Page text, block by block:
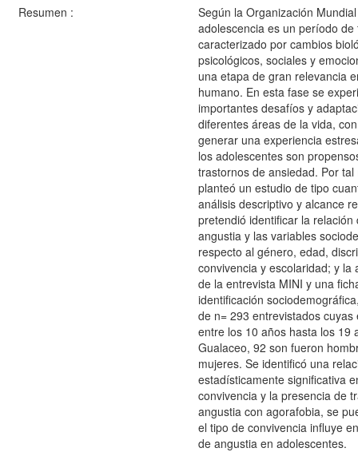
Resumen :
Según la Organización
adolescencia es un período de
caracterizado por cambios
psicológicos, sociales y
una etapa de gran relevancia
humano. En esta fase se
importantes desafíos y
diferentes áreas de la vida,
generar una experiencia
los adolescentes son
trastornos de ansiedad. Por tal
planteó un estudio de tipo
análisis descriptivo y alcance
pretendió identificar la relación
angustia y las variables
respecto al género, edad,
convivencia y escolaridad; y la
de la entrevista MINI y una
identificación
de n= 293 entrevistados cuyas
entre los 10 años hasta los 19
Gualaceo, 92 son fueron
mujeres. Se identificó una
estadísticamente significativa
convivencia y la presencia de
angustia con agorafobia, se
el tipo de convivencia influye
de angustia en adolescentes.